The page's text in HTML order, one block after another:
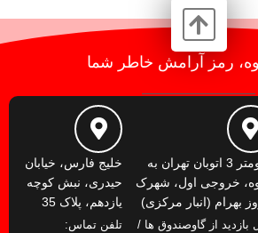
رمز آرامش خاطر شما
کیلومتر 3 اتوبان تهران به
خروجی اول، شهرک
بهرام (انبار مرکزی)
بازدید از گاوصندوق ها /
خلیج فارس، خیابان
حیدری، نبش کوچه
یازدهم، پلاک 35
تلفن تماس: